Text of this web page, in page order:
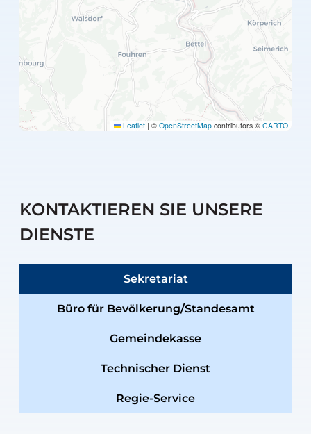
Leaflet | © OpenStreetMap contributors © CARTO
KONTAKTIEREN SIE UNSERE
DIENSTE
Sekretariat
Büro für Bevölkerung/Standesamt
Gemeindekasse
Technischer Dienst
Regie-Service